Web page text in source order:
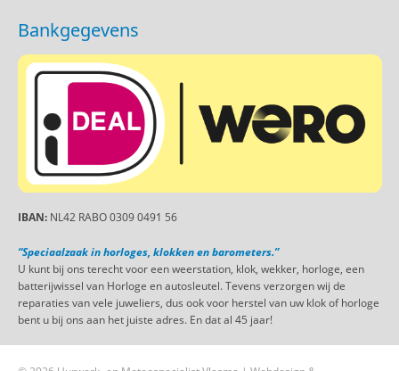
Bankgegevens
IBAN: NL42 RABO 0309 0491 56
“Speciaalzaak in horloges, klokken en barometers.”
U kunt bij ons terecht voor een weerstation, klok, wekker, horloge, een
batterijwissel van Horloge en autosleutel. Tevens verzorgen wij de
reparaties van vele juweliers, dus ook voor herstel van uw klok of horloge
bent u bij ons aan het juiste adres. En dat al 45 jaar!